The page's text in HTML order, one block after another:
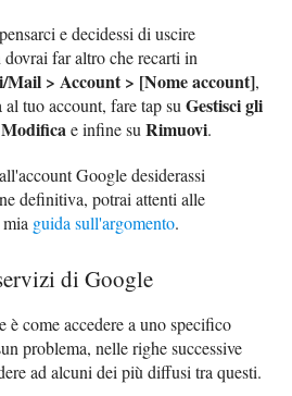
e decidessi di uscire
far altro che recarti in
> Account > [Nome account],
al tuo account, fare tap suGestisci gli
Modificae infine suRimuovi.
Google desiderassi
definitiva, potrai attenti alle
guida sull'argomento.
di Google
è come accedere a uno specifico
problema, nelle righe successive
ad alcuni dei più diffusi tra questi.